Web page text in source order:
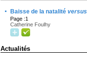
· Baisse de la natalité versus
Page :1
Catherine Foulhy
Actualités